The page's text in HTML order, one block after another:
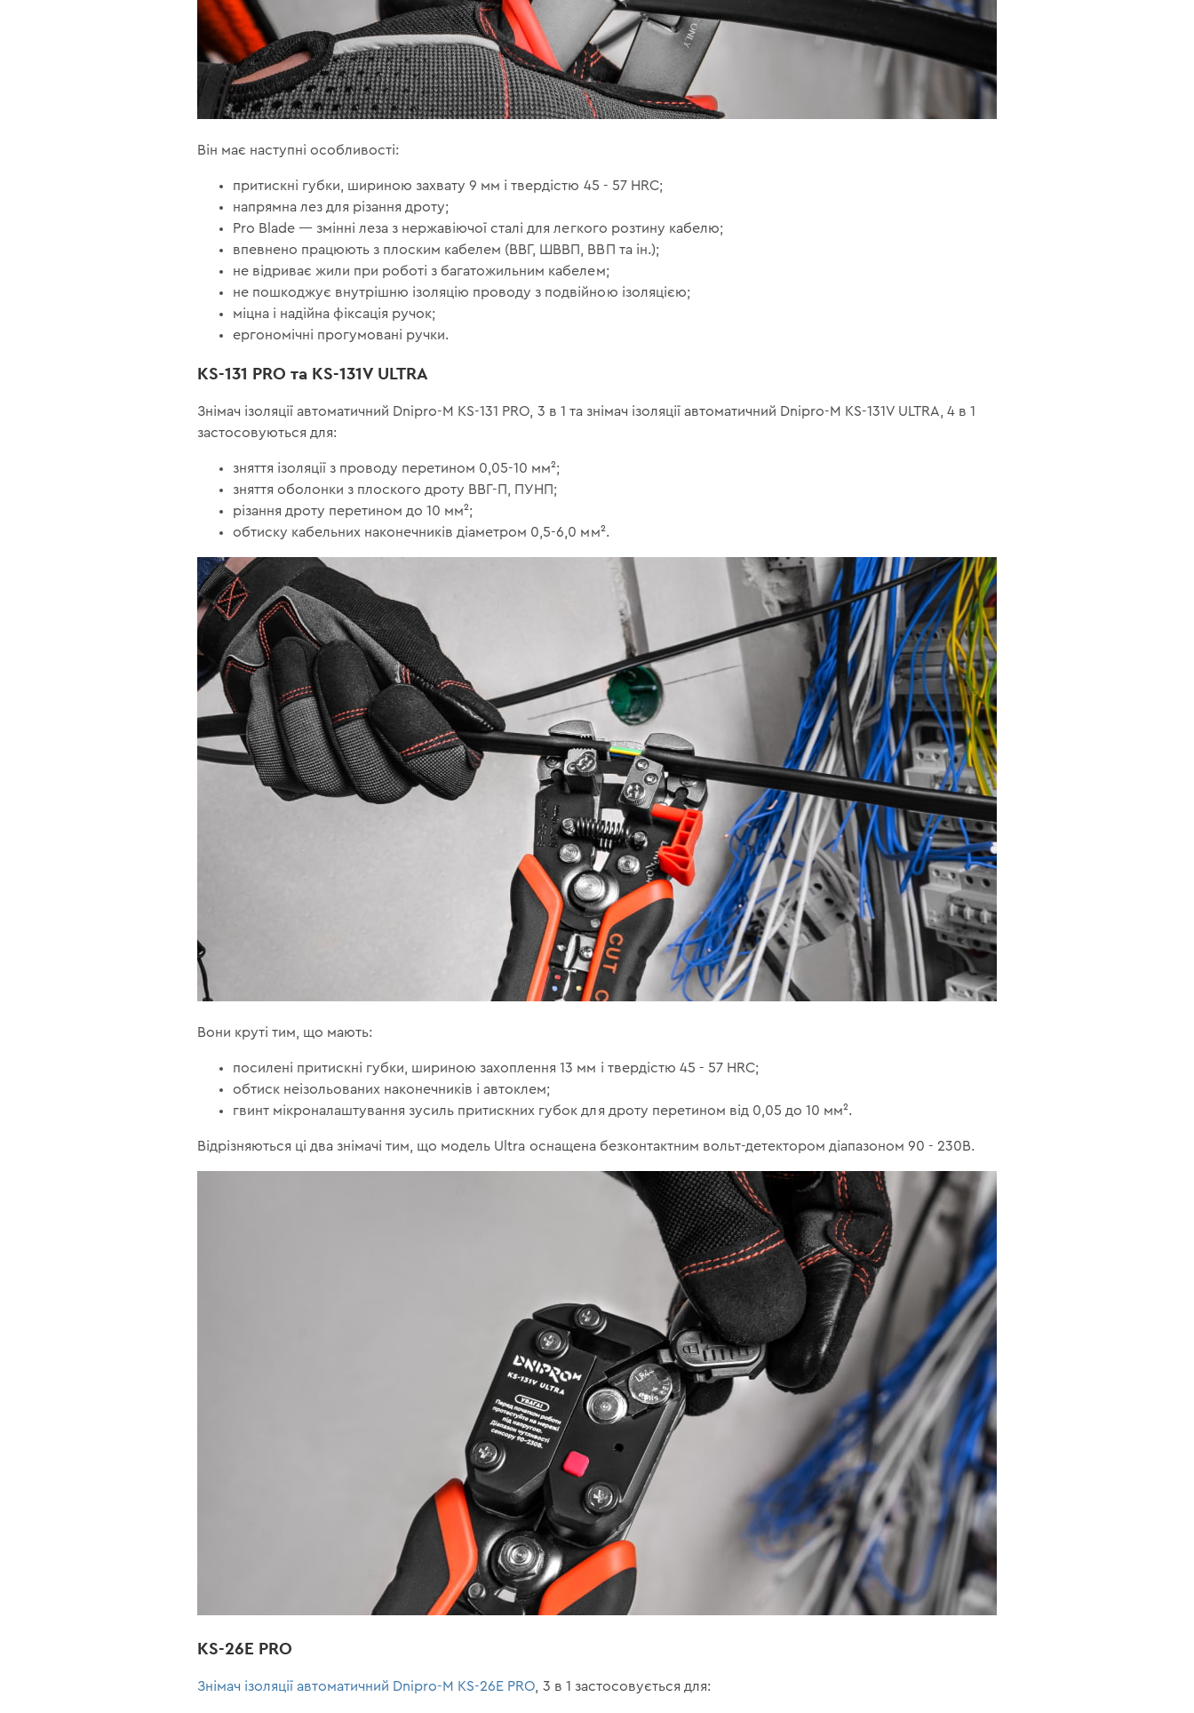
Він має наступні особливості:
притискні губки, шириною захвату 9 мм і твердістю 45 - 57 HRC;
напрямна лез для різання дроту;
Pro Blade — змінні леза з нержавіючої сталі для легкого розтину кабелю;
впевнено працюють з плоским кабелем (ВВГ, ШВВП, ВВП та ін.);
не відриває жили при роботі з багатожильним кабелем;
не пошкоджує внутрішню ізоляцію проводу з подвійною ізоляцією;
міцна і надійна фіксація ручок;
ергономічні прогумовані ручки.
KS-131 PRO та KS-131V ULTRA
Знімач ізоляції автоматичний Dnipro-M KS-131 PRO, 3 в 1 та знімач ізоляції автоматичний Dnipro-M KS-131V ULTRA, 4 в 1
застосовуються для:
зняття ізоляції з проводу перетином 0,05-10 мм²;
зняття оболонки з плоского дроту ВВГ-П, ПУНП;
різання дроту перетином до 10 мм²;
обтиску кабельних наконечників діаметром 0,5-6,0 мм².
Вони круті тим, що мають:
посилені притискні губки, шириною захоплення 13 мм і твердістю 45 - 57 HRC;
обтиск неізольованих наконечників і автоклем;
гвинт мікроналаштування зусиль притискних губок для дроту перетином від 0,05 до 10 мм².
Відрізняються ці два знімачі тим, що модель Ultra оснащена безконтактним вольт-детектором діапазоном 90 - 230В.
KS-26E PRO
Знімач ізоляції автоматичний Dnipro-M KS-26E PRO, 3 в 1 застосовується для: